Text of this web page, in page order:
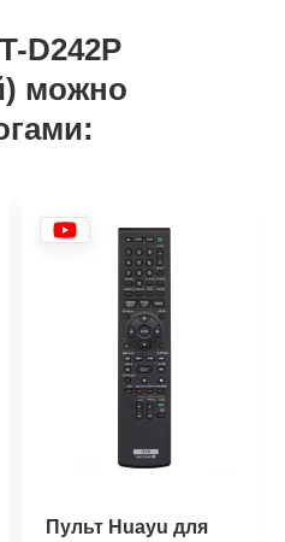
D242P
можно
Пульт Huayu для